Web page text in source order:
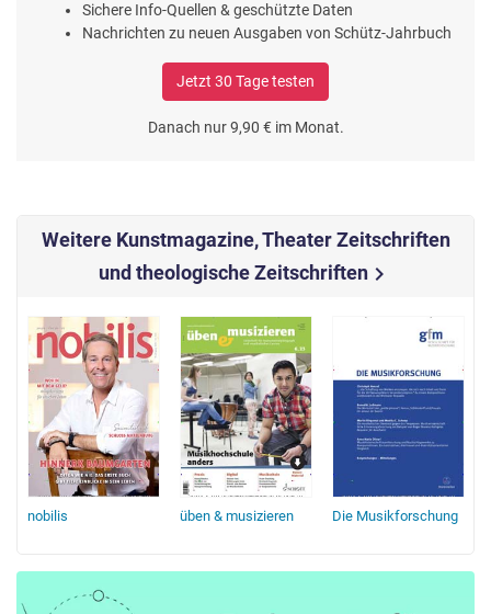
Sichere Info-Quellen & geschützte Daten
Nachrichten zu neuen Ausgaben von Schütz-Jahrbuch
Jetzt 30 Tage testen
Danach nur 9,90 € im Monat.
Weitere Kunstmagazine, Theater Zeitschriften
und theologische Zeitschriftenchevron_right
nobilis üben & musizieren Die Musikforschung